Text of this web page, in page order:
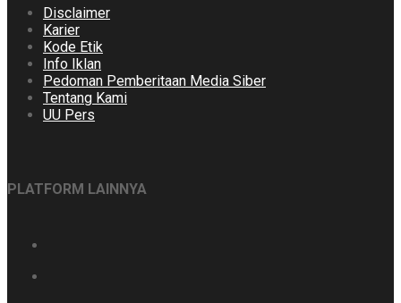
Disclaimer
Karier
Kode Etik
Info Iklan
Pedoman Pemberitaan Media Siber
Tentang Kami
UU Pers
PLATFORM LAINNYA